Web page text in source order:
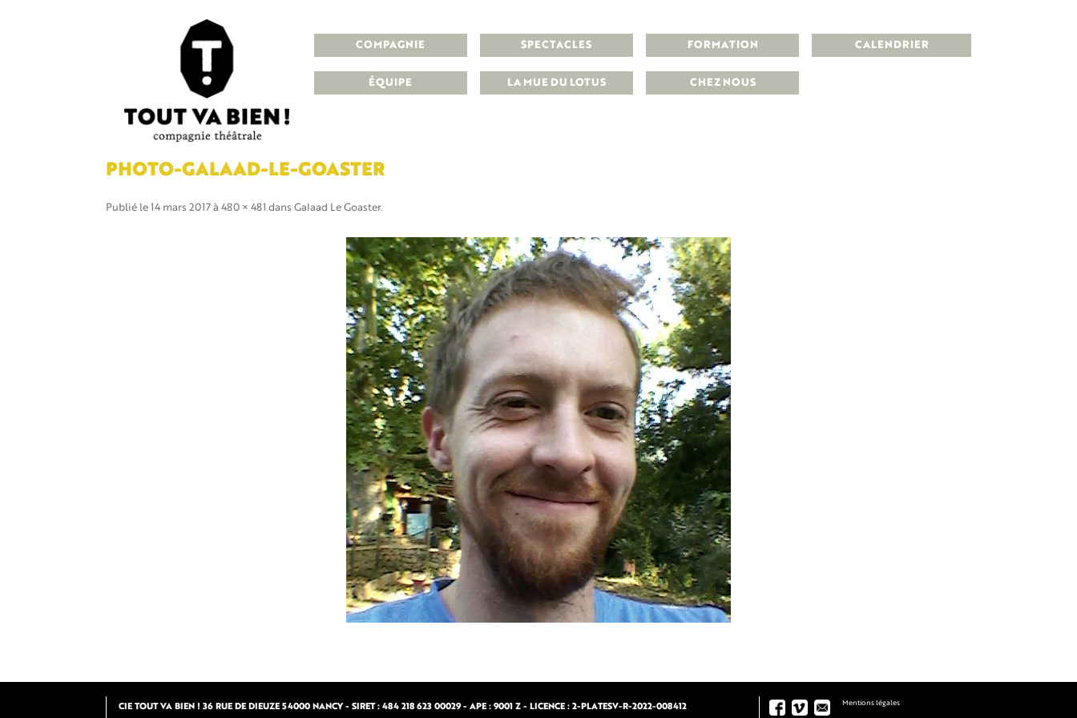
COMPAGNIE
ÉQUIPE
SPECTACLES
LA MUE DU LOTUS
FORMATION
CHEZ NOUS
CALENDRIER
PHOTO-GALAAD-LE-GOASTER
Publié le 14 mars 2017 à 480 × 481 dans Galaad Le Goaster.
CIE TOUT VA BIEN ! 36 RUE DE DIEUZE 54000 NANCY - SIRET : 484 218 623 00029 - APE : 9001 Z - LICENCE : 2-PLATESV-R-2022-008412 Mentions légales